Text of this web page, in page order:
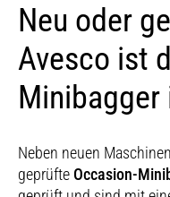
Neu oder
Avesco ist
Minibagger
Neben neuen
geprüfte Occasion-